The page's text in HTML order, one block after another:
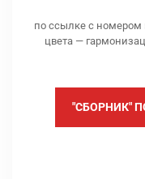
по ссылке с номером
цвета —
"СБОРНИК"